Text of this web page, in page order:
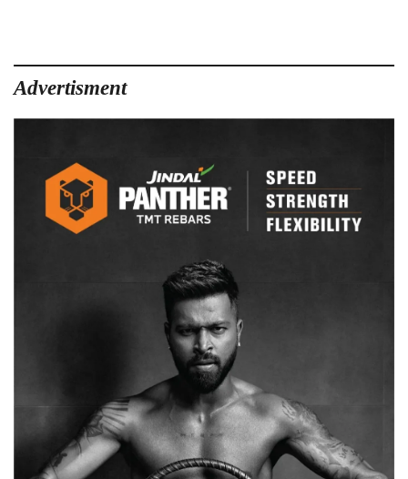
उपचुनाव
के
लिए
14
नाम,
हाईकमान
जल्द
लेगा
Advertisment